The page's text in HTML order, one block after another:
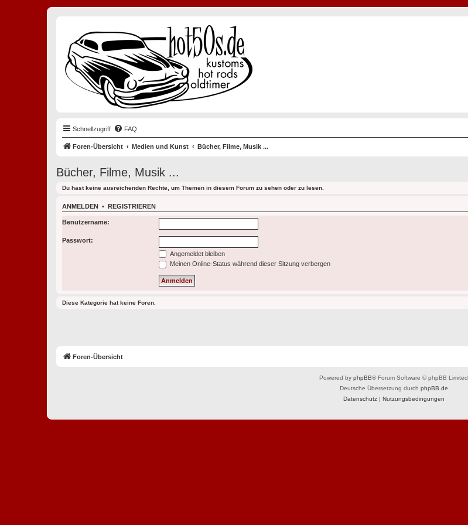
Schnellzugriff FAQ
Foren-Übersicht Medien und Kunst Bücher, Filme, Musik ...
Bücher, Filme, Musik ...
Du hast keine ausreichenden Rechte, um Themen in diesem Forum zu sehen oder zu lesen.
ANMELDEN • REGISTRIEREN
Benutzername:
Passwort:
Angemeldet bleiben
Meinen Online-Status während dieser Sitzung verbergen
Diese Kategorie hat keine Foren.
Foren-Übersicht
Powered by phpBB® Forum Software © phpBB Limited
Deutsche Übersetzung durch phpBB.de
Datenschutz| Nutzungsbedingungen